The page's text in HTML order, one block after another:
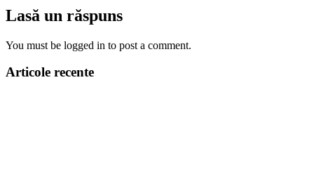
Lasă un răspuns
You must be logged in to post a comment.
Articole recente